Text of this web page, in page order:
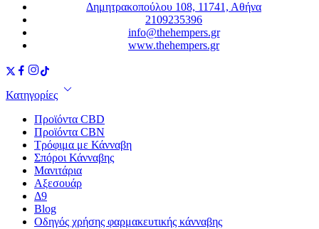
Δημητρακοπούλου 108, 11741, Αθήνα
2109235396
info@thehempers.gr
www.thehempers.gr
Κατηγορίες
Προϊόντα CBD
Προϊόντα CBN
Τρόφιμα με Κάνναβη
Σπόροι Κάνναβης
Μανιτάρια
Αξεσουάρ
Δ9
Blog
Οδηγός χρήσης φαρμακευτικής κάνναβης